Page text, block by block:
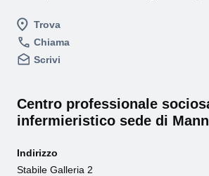
Trova
Chiama
Scrivi
Centro professionale
infermieristico sede di
Indirizzo
Stabile Galleria 2